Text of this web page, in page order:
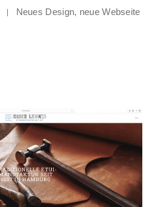
Neues Design, neue Webseite